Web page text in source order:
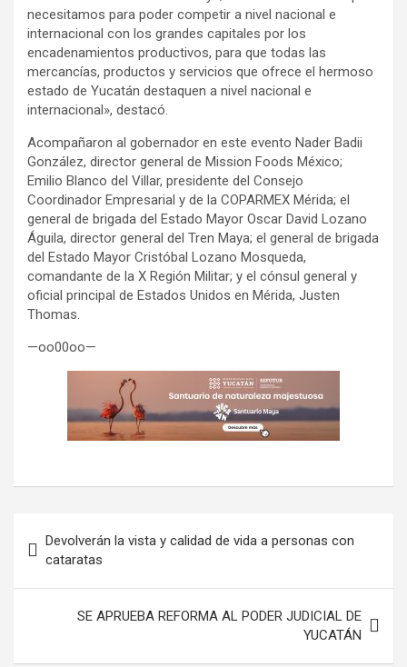
necesitamos para poder competir a nivel nacional e
internacional con los grandes capitales por los
encadenamientos productivos, para que todas las
mercancías, productos y servicios que ofrece el hermoso
estado de Yucatán destaquen a nivel nacional e
internacional», destacó.
Acompañaron al gobernador en este evento Nader Badii
González, director general de Mission Foods México;
Emilio Blanco del Villar, presidente del Consejo
Coordinador Empresarial y de la COPARMEX Mérida; el
general de brigada del Estado Mayor Oscar David Lozano
Águila, director general del Tren Maya; el general de brigada
del Estado Mayor Cristóbal Lozano Mosqueda,
comandante de la X Región Militar; y el cónsul general y
oficial principal de Estados Unidos en Mérida, Justen
Thomas.
—oo00oo—
de
entradas
Devolverán la vista y calidad de vida a personas con
cataratas
SE APRUEBA REFORMA AL PODER JUDICIAL DE
YUCATÁN